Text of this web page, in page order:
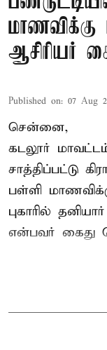
ஆசிரியர்
Published on: 07 Aug
சென்னை,
கடலூர்
சாத்திப்பட்டு
பள்ளி
புகாரில்
என்பவர் கைது